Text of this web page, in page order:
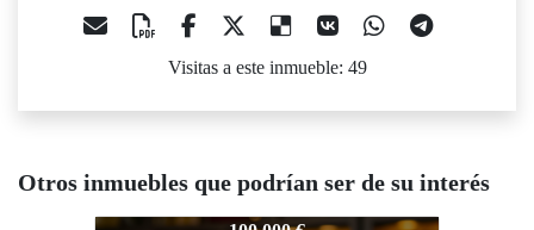
Visitas a este inmueble: 49
Otros inmuebles que podrían ser de su interés